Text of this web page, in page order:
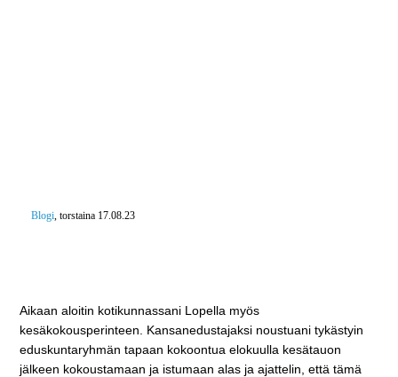
Blogi, torstaina 17.08.23
Aikaan aloitin kotikunnassani Lopella myös
kesäkokousperinteen. Kansanedustajaksi noustuani tykästyin
eduskuntaryhmän tapaan kokoontua elokuulla kesätauon
jälkeen kokoustamaan ja istumaan alas ja ajattelin, että tämä